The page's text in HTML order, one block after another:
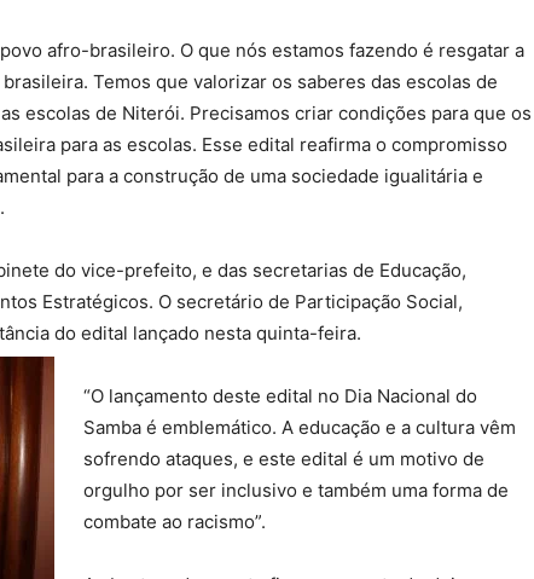
afro-brasileiro. O que nós estamos fazendo é resgatar a
Temos que valorizar os saberes das escolas de
escolas de Niterói. Precisamos criar condições para que os
para as escolas. Esse edital reafirma o compromisso
para a construção de uma sociedade igualitária e
do vice-prefeito, e das secretarias de Educação,
Estratégicos. O secretário de Participação Social,
do edital lançado nesta quinta-feira.
“O lançamento deste edital no Dia Nacional do
Samba é emblemático. A educação e a cultura vêm
sofrendo ataques, e este edital é um motivo de
orgulho por ser inclusivo e também uma forma de
combate ao racismo”.